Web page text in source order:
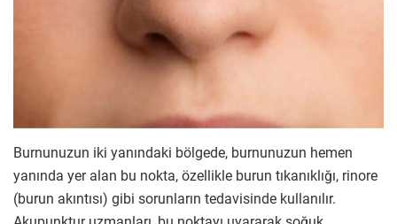
Burnunuzun iki yanındaki bölgede, burnunuzun hemen
yanında yer alan bu nokta, özellikle burun tıkanıklığı, rinore
(burun akıntısı) gibi sorunların tedavisinde kullanılır.